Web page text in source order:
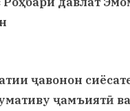
в
ҷавонон
ҷамъиятӣ